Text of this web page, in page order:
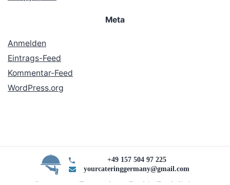
Meta
Anmelden
Eintrags-Feed
Kommentar-Feed
WordPress.org
+49 157 504 97 225
yourcateringgermany@gmail.com